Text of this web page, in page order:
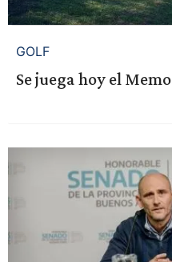
GOLF
Se juega hoy el